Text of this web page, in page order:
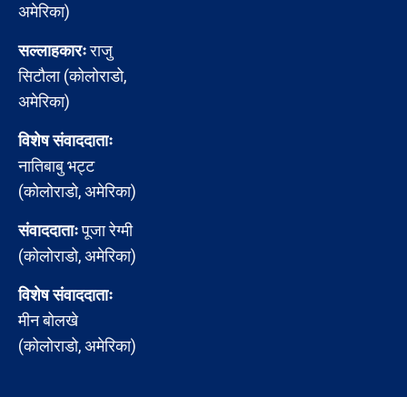
अमेरिका)
सल्लाहकारःराजु
सिटौला (कोलोराडो,
अमेरिका)
विशेष संवाददाताः
नातिबाबु भट्ट
(कोलोराडो, अमेरिका)
संवाददाताःपूजा रेग्मी
(कोलोराडो, अमेरिका)
विशेष संवाददाताः
मीन बोलखे
(कोलोराडो, अमेरिका)